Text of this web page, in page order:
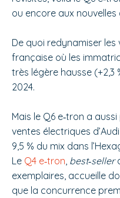
ou encore aux
De quoi redynamiser les
française où les
très légère hausse (+2,3
2024.
Mais le Q6 e‑tron a
ventes électriques
9,5 % du mix dans
Le Q4 e‑tron best‑seller
exemplaires, accueille
que la concurrence